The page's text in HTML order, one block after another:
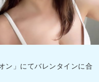
ン」にてバレンタインに合